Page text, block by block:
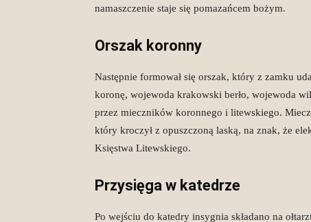
namaszczenie staje się pomazańcem bożym.
Orszak koronny
Następnie formował się orszak, który z zamku
koronę, wojewoda krakowski berło, wojewoda
przez mieczników koronnego i litewskiego. Miecz
który kroczył z opuszczoną laską, na znak, że
Księstwa Litewskiego.
Przysięga w katedrze
Po wejściu do katedry insygnia składano na